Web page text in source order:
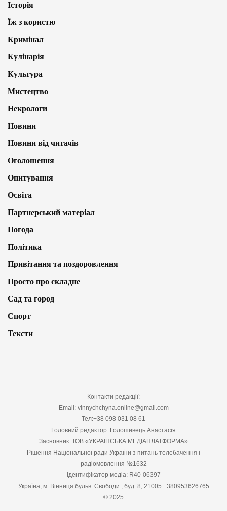
Історія
Їж з користю
Кримінал
Кулінарія
Культура
Мистецтво
Некрологи
Новини
Новини від читачів
Оголошення
Опитування
Освіта
Партнерський матеріал
Погода
Політика
Привітання та поздоровлення
Просто про складне
Сад та город
Спорт
Тексти
Контакти редакції:
Email: vinnychchyna.online@gmail.com
Тел:+38 098 031 08 61
Головний редактор: Голошивець Анастасія
Засновник: ТОВ «УКРАЇНСЬКА МЕДІАПЛАТФОРМА»
Рішення Національної ради України з питань телебачення і
радіомовлення №1632
Ідентифікатор медіа: R40-06397
Україна, м. Вінниця бульв. Свободи , буд. 8, 21005 +380953626765
© 2025